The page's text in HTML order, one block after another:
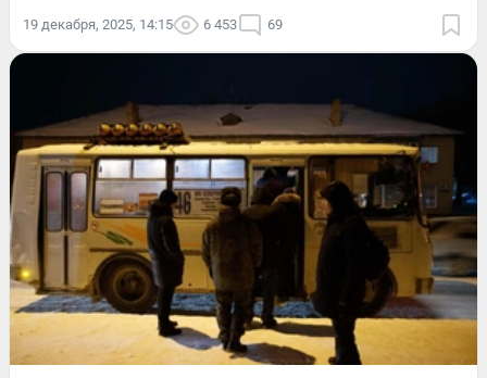
19 декабря, 2025, 14:15 6 453 69